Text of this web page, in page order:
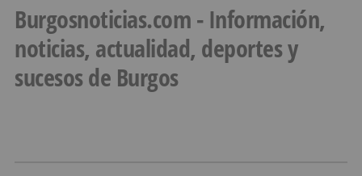
Burgosnoticias.com - Información,
noticias, actualidad, deportes y
sucesos de Burgos